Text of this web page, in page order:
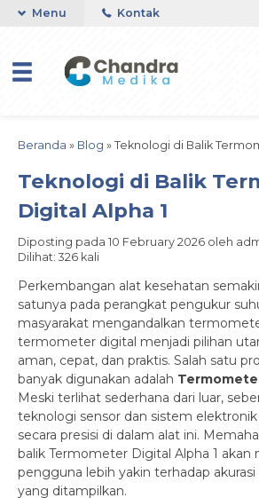
Menu Kontak
Beranda » Blog » Teknologi di Balik
Teknologi di Balik
Digital Alpha 1
Diposting pada 10 February 2026 oleh
Dilihat: 326 kali
Perkembangan alat kesehatan
satunya pada perangkat pengukur
masyarakat mengandalkan
termometer digital menjadi pilihan
aman, cepat, dan praktis. Salah satu
banyak digunakan adalah
Meski terlihat sederhana dari luar,
teknologi sensor dan sistem
secara presisi di dalam alat ini.
balik Termometer Digital Alpha 1 akan
pengguna lebih yakin terhadap
yang ditampilkan.